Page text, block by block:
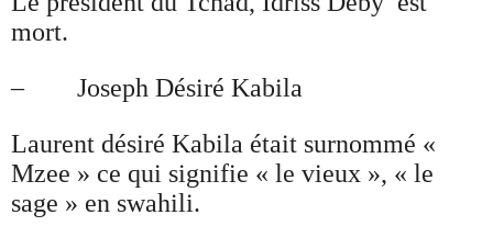
mort.
– Joseph Désiré Kabila
Laurent désiré Kabila était surnommé «
Mzee » ce qui signifie « le vieux », « le
sage » en swahili.